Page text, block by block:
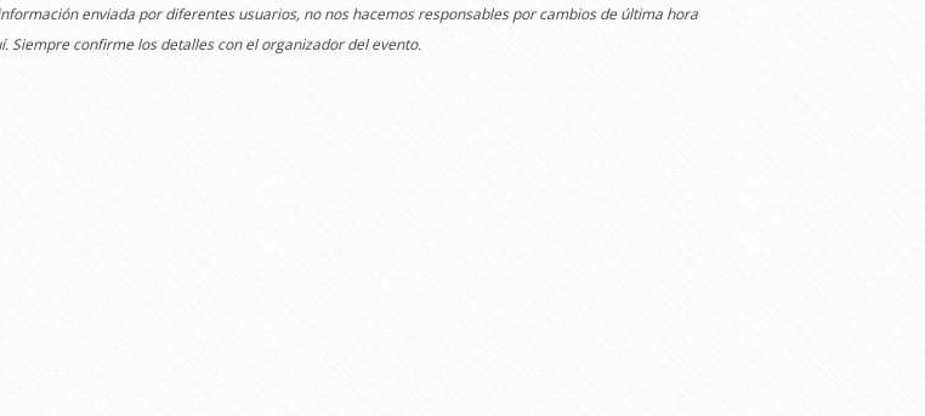
enviada por diferentes usuarios, no nos hacemos responsables por cambios de última hora
Siempre confirme los detalles con el organizador del evento.